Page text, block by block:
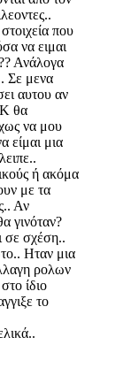
που
να ειμαι
Ανάλογα
Σε μενα
αυτου αν
Κ θα
να μου
είμαι μια
ή ακόμα
με τα
Αν
γινόταν?
σε σχέση..
Ηταν μια
ρολων
ίδιο
το